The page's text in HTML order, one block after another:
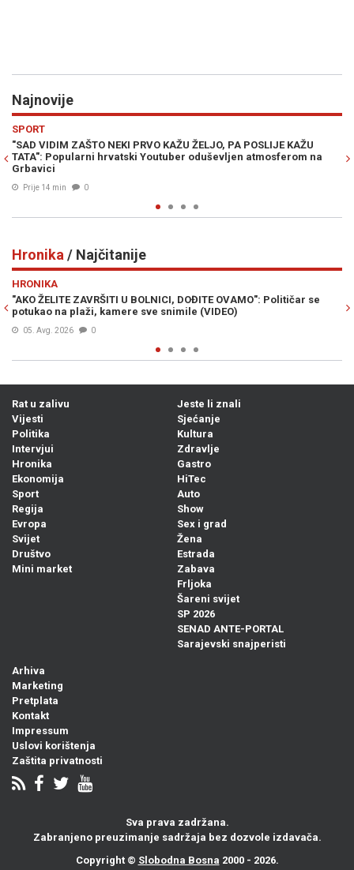
Najnovije
KAŽU
atmosferom na
ISPLIVAO SNIMAK POKUŠAJA LIKVIDACIJE DABIĆA
Napadač ga pratio dok je šetao psa, pa mu pucao s
Hronika / Najčitanije
Političar se
SMRT OPASNOG KRIMINALCA: Bešlić pronađen
služio je kaznu zbog ovih djela...
Rat u zalivu
Vijesti
Politika
Intervjui
Hronika
Ekonomija
Sport
Regija
Evropa
Svijet
Društvo
Mini market
Jeste li znali
Sjećanje
Kultura
Zdravlje
Gastro
HiTec
Auto
Show
Sex i grad
Žena
Estrada
Zabava
Frljoka
Šareni svijet
SP 2026
SENAD ANTE-PORTAL
Sarajevski snajperisti
Arhiva
Marketing
Pretplata
Kontakt
Impressum
Uslovi korištenja
Zaštita privatnosti
Sva prava zadržana.
Zabranjeno preuzimanje sadržaja bez dozvole izdavača.
Copyright © Slobodna Bosna 2000 - 2026.